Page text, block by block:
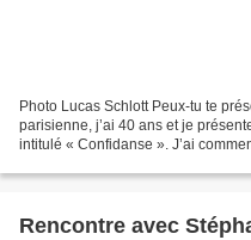
Photo Lucas Schlott Peux-tu te
parisienne, j’ai 40 ans et je
intitulé « Confidanse ». J’ai
Rencontre avec